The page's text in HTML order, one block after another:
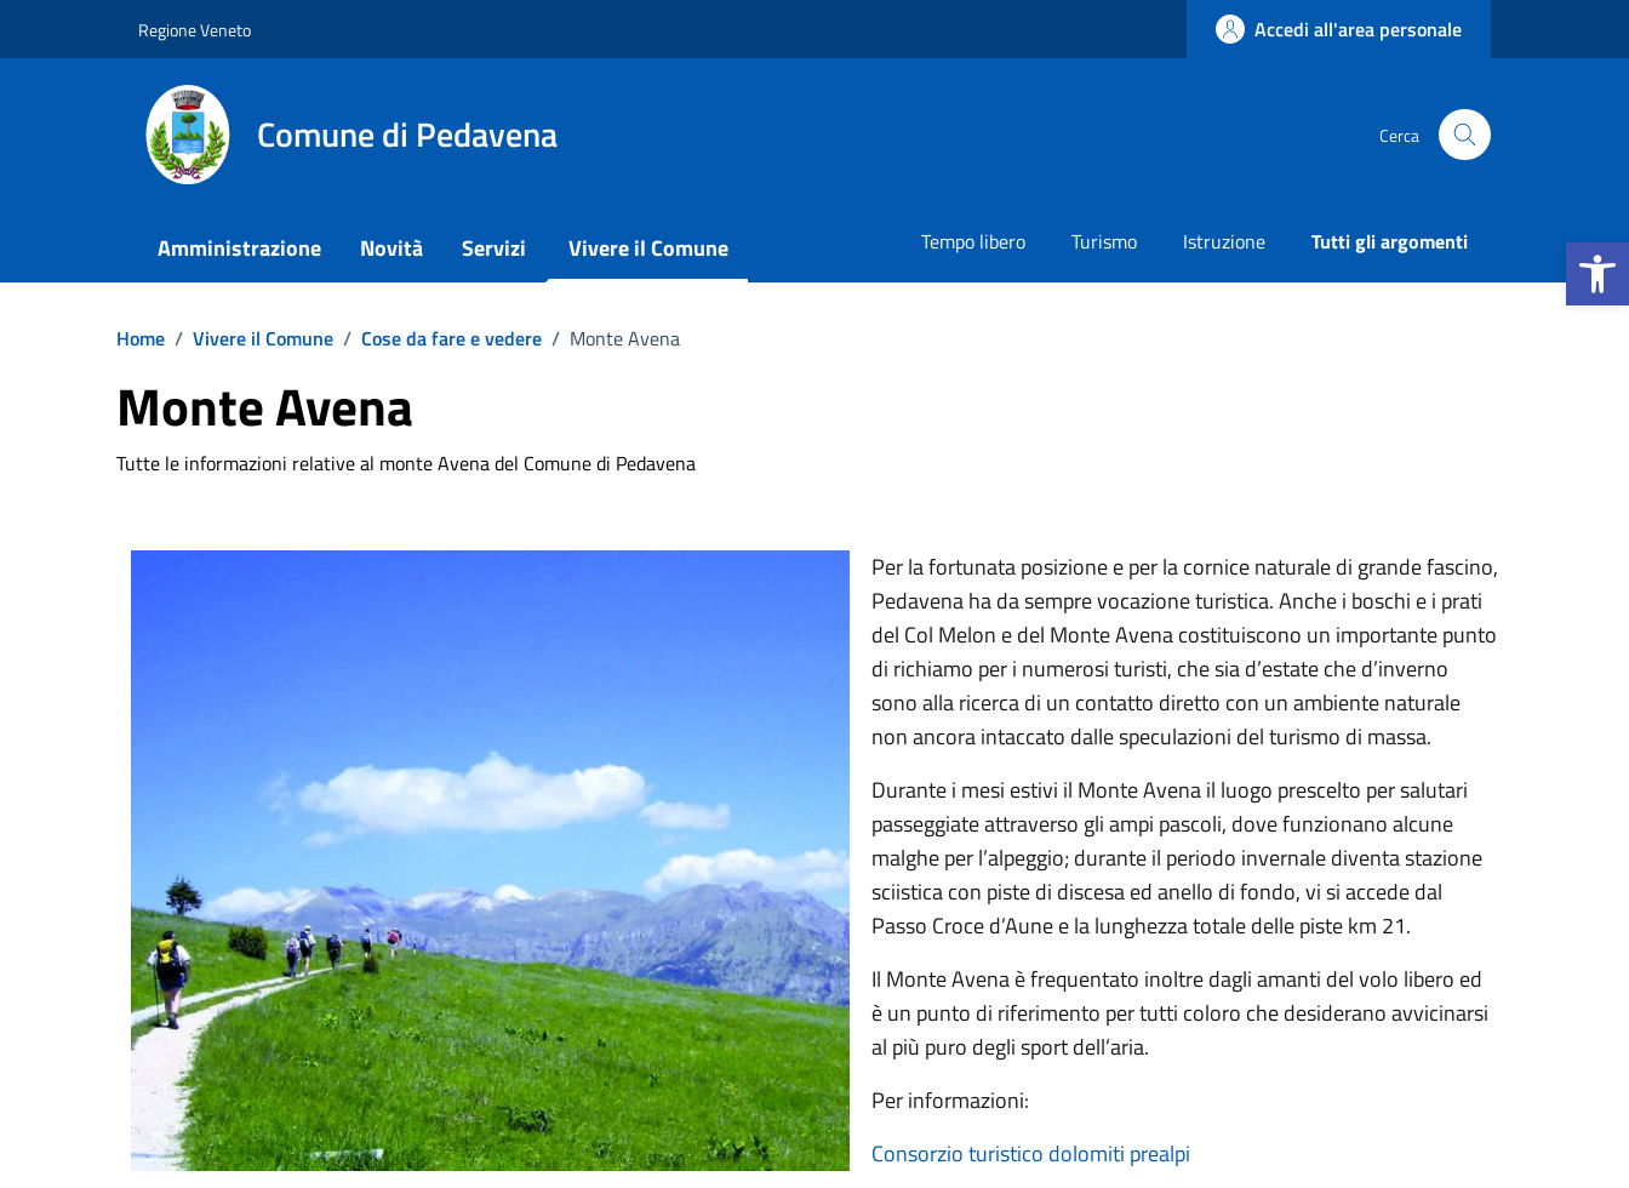
Regione Veneto Accedi all'area personale
Comune di Pedavena Cerca
Amministrazione Novità Servizi Vivere il Comune Tempo libero Turismo Istruzione Tutti gli argomenti
Home / Vivere il Comune / Cose da fare e vedere / Monte Avena
Monte Avena
Tutte le informazioni relative al monte Avena del Comune di Pedavena
Per la fortunata posizione e per la cornice naturale di grande fascino,
Pedavena ha da sempre vocazione turistica. Anche i boschi e i prati
del Col Melon e del Monte Avena costituiscono un importante punto
di richiamo per i numerosi turisti, che sia d’estate che d’inverno
sono alla ricerca di un contatto diretto con un ambiente naturale
non ancora intaccato dalle speculazioni del turismo di massa.
Durante i mesi estivi il Monte Avena il luogo prescelto per salutari
passeggiate attraverso gli ampi pascoli, dove funzionano alcune
malghe per l’alpeggio; durante il periodo invernale diventa stazione
sciistica con piste di discesa ed anello di fondo, vi si accede dal
Passo Croce d’Aune e la lunghezza totale delle piste km 21.
Il Monte Avena è frequentato inoltre dagli amanti del volo libero ed
è un punto di riferimento per tutti coloro che desiderano avvicinarsi
al più puro degli sport dell’aria.
Per informazioni:
Consorzio turistico dolomiti prealpi
Apri la